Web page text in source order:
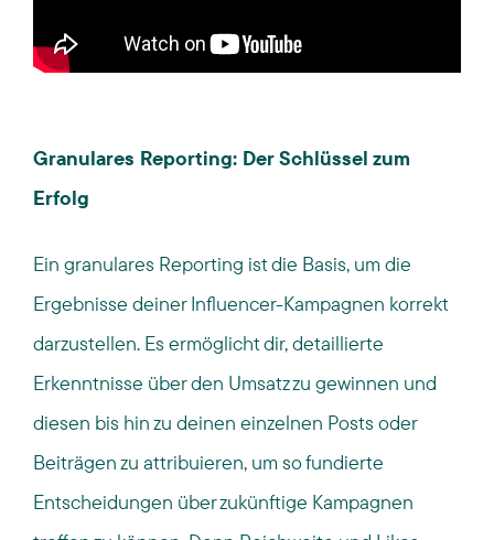
Granulares Reporting: Der Schlüssel zum
Erfolg
Ein granulares Reporting ist die Basis, um die
Ergebnisse deiner Influencer-Kampagnen korrekt
darzustellen. Es ermöglicht dir, detaillierte
Erkenntnisse über den Umsatz zu gewinnen und
diesen bis hin zu deinen einzelnen Posts oder
Beiträgen zu attribuieren, um so fundierte
Entscheidungen über zukünftige Kampagnen